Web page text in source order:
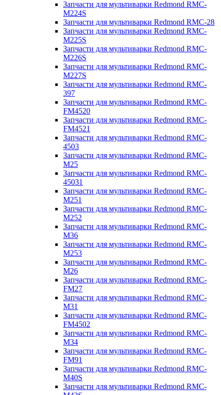
Запчасти для мультиварки Redmond RMC-
M224S
Запчасти для мультиварки Redmond RMC-28
Запчасти для мультиварки Redmond RMC-
M225S
Запчасти для мультиварки Redmond RMC-
M226S
Запчасти для мультиварки Redmond RMC-
M227S
Запчасти для мультиварки Redmond RMC-
397
Запчасти для мультиварки Redmond RMC-
FM4520
Запчасти для мультиварки Redmond RMC-
FM4521
Запчасти для мультиварки Redmond RMC-
4503
Запчасти для мультиварки Redmond RMC-
M25
Запчасти для мультиварки Redmond RMC-
45031
Запчасти для мультиварки Redmond RMC-
M251
Запчасти для мультиварки Redmond RMC-
M252
Запчасти для мультиварки Redmond RMC-
M36
Запчасти для мультиварки Redmond RMC-
M253
Запчасти для мультиварки Redmond RMC-
M26
Запчасти для мультиварки Redmond RMC-
FM27
Запчасти для мультиварки Redmond RMC-
M31
Запчасти для мультиварки Redmond RMC-
FM4502
Запчасти для мультиварки Redmond RMC-
M34
Запчасти для мультиварки Redmond RMC-
FM91
Запчасти для мультиварки Redmond RMC-
M40S
Запчасти для мультиварки Redmond RMC-